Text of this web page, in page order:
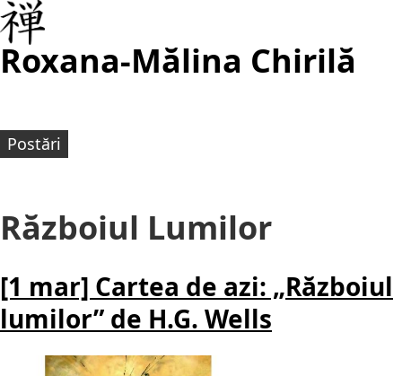
Roxana-Mălina Chirilă
Postări
Războiul Lumilor
[1 mar] Cartea de azi: „Războiul
lumilor” de H.G. Wells